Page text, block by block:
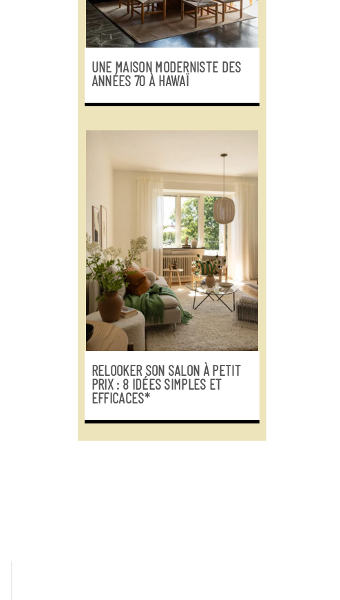
UNE MAISON MODERNISTE DES
ANNÉES 70 À HAWAÏ
RELOOKER SON SALON À PETIT
PRIX : 8 IDÉES SIMPLES ET
EFFICACES*